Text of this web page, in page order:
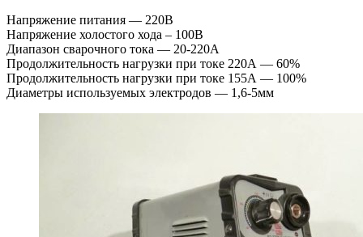
Напряжение питания — 220В
Напряжение холостого хода – 100В
Диапазон сварочного тока — 20-220А
Продолжительность нагрузки при токе 220А — 60%
Продолжительность нагрузки при токе 155А — 100%
Диаметры используемых электродов — 1,6-5мм